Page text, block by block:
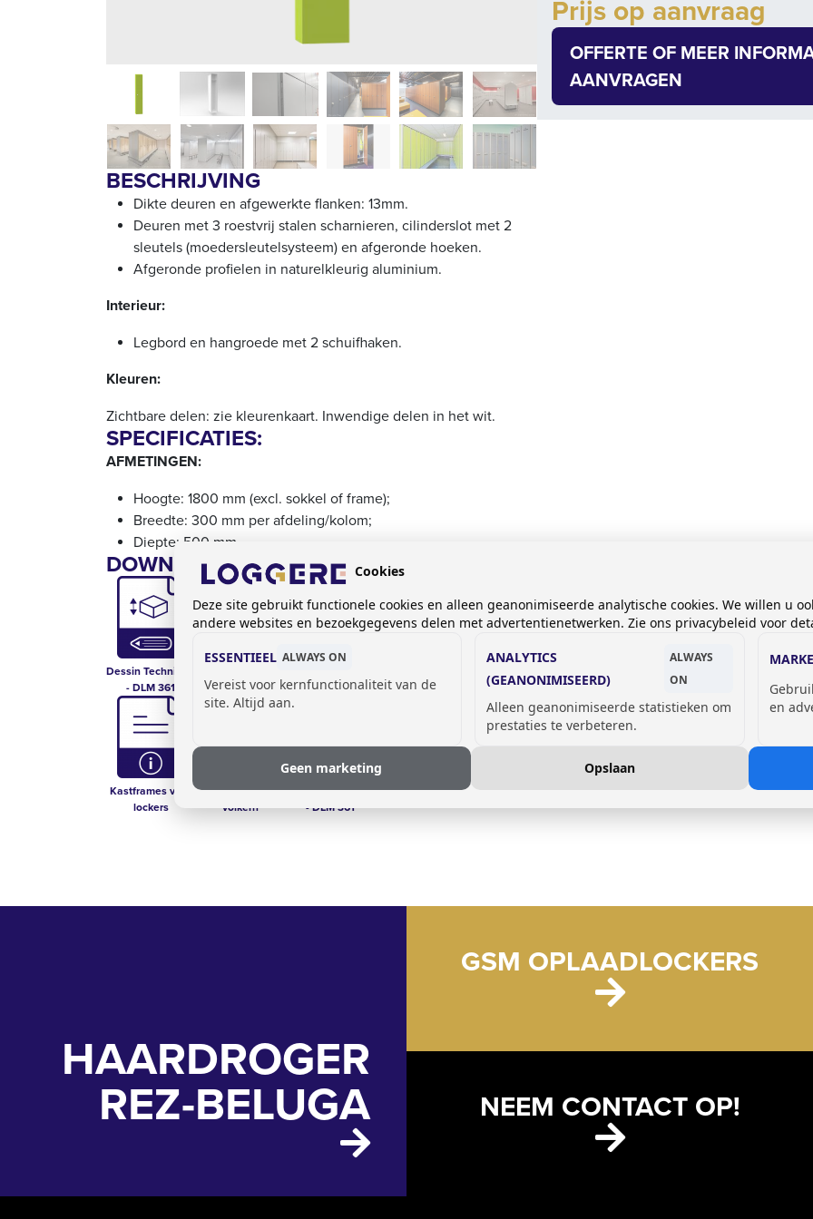
BESCHRIJVING
Dikte deuren en afgewerkte flanken: 13mm.
Deuren met 3 roestvrij stalen scharnieren, cilinderslot met 2
sleutels (moedersleutelsysteem) en afgeronde hoeken.
Afgeronde profielen in naturelkleurig aluminium.
Interieur:
Legbord en hangroede met 2 schuifhaken.
Kleuren:
Zichtbare delen: zie kleurenkaart. Inwendige delen in het wit.
SPECIFICATIES:
AFMETINGEN:
Hoogte: 1800 mm (excl. sokkel of frame);
Breedte: 300 mm per afdeling/kolom;
Diepte: 500 mm.
DOWNLOADS:
Dessin Technique
- DLM 361
DLM 361
kasten
Kastframes voor
lockers
Kleurkaart
volkern
Technische Fiche
- DLM 361
Quantity
Prijs op aanvraag
OFFERTE OF MEER
AANVRAGEN
HAARDROGER
REZ-BELUGA
GSM OPLAADLOCKERS
NEEM CONTACT OP!
Cookies
Deze site gebruikt functionele cookies en alleen geanonimiseerde analytische cookies. We willen u
andere websites en bezoekgegevens delen met advertentienetwerken. Zie ons privacybeleid voor
ESSENTIEEL ALWAYS ON
Vereist voor kernfunctionaliteit van de
site. Altijd aan.
ANALYTICS
(GEANONIMISEERD)
ALWAYS
ON
Alleen geanonimiseerde statistieken om
prestaties te verbeteren.
en
Geen marketing Opslaan